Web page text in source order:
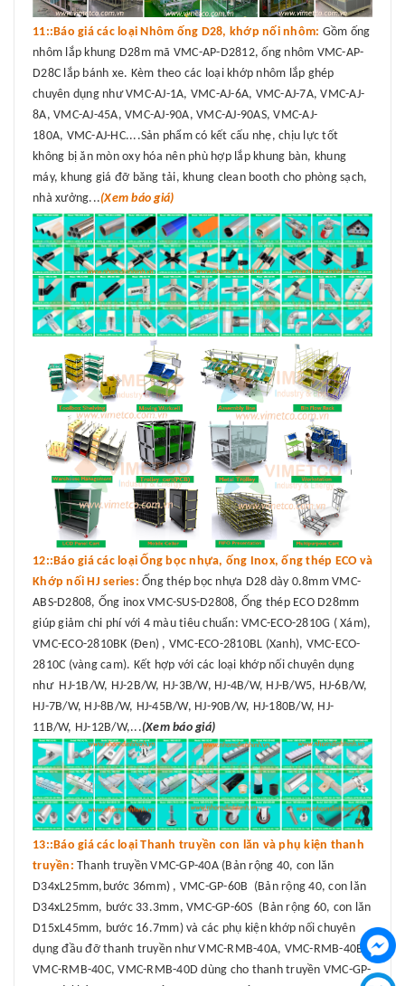
11::Báo giá các loại Nhôm ống D28, khớp nối nhôm: Gồm ống
nhôm lắp khung D28m mã VMC-AP-D2812, ống nhôm VMC-AP-
D28C lắp bánh xe. Kèm theo các loại khớp nhôm lắp ghép
chuyên dụng như VMC-AJ-1A, VMC-AJ-6A, VMC-AJ-7A, VMC-AJ-
8A, VMC-AJ-45A, VMC-AJ-90A, VMC-AJ-90AS, VMC-AJ-
180A, VMC-AJ-HC....Sản phẩm có kết cấu nhẹ, chịu lực tốt
không bị ăn mòn oxy hóa nên phù hợp lắp khung bàn, khung
máy, khung giá đỡ băng tải, khung clean booth cho phòng sạch,
nhà xưởng...(Xem báo giá)
12::Báo giá các loại Ống bọc nhựa, ống Inox, ống thép ECO và
Khớp nối HJ series: Ống thép bọc nhựa D28 dày 0.8mm VMC-
ABS-D2808, Ống inox VMC-SUS-D2808, Ống thép ECO D28mm
giúp giảm chi phí với 4 màu tiêu chuẩn: VMC-ECO-2810G ( Xám),
VMC-ECO-2810BK (Đen) , VMC-ECO-2810BL (Xanh), VMC-ECO-
2810C (vàng cam). Kết hợp với các loại khớp nối chuyên dụng
như HJ-1B/W, HJ-2B/W, HJ-3B/W, HJ-4B/W, HJ-B/W5, HJ-6B/W,
HJ-7B/W, HJ-8B/W, HJ-45B/W, HJ-90B/W, HJ-180B/W, HJ-
11B/W, HJ-12B/W,...(Xem báo giá)
13::Báo giá các loại Thanh truyền con lăn và phụ kiện thanh
truyền: Thanh truyền VMC-GP-40A (Bản rộng 40, con lăn
D34xL25mm,bước 36mm) , VMC-GP-60B (Bản rộng 40, con lăn
D34xL25mm, bước 33.3mm, VMC-GP-60S (Bản rộng 60, con lăn
D15xL45mm, bước 16.7mm) và các phụ kiện khớp nối chuyên
dụng đầu đỡ thanh truyền như VMC-RMB-40A, VMC-RMB-40B,
VMC-RMB-40C, VMC-RMB-40D dùng cho thanh truyền VMC-GP-